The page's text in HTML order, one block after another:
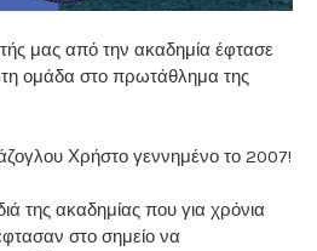
μας από την ακαδημία έφτασε
ομάδα στο πρωτάθλημα της
Χρήστο γεννημένο το 2007!
της ακαδημίας που για χρόνια
στο σημείο να